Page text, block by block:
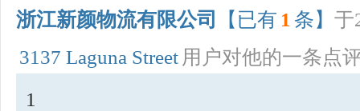
浙江新颜物流有限公司 【已有 1 条】 于
3137 Laguna Street 用户对他的一条点
1